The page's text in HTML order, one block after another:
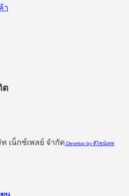
า
ต
เน็กซ์เพลย์ จำกัด Develop by ดีไซน์เทพ